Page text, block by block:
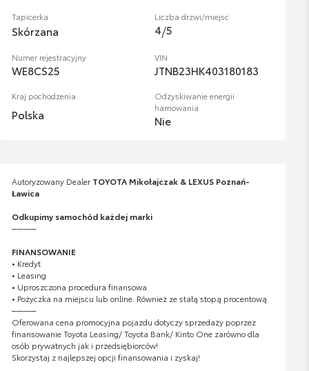
Tapicerka
Skórzana
Liczba drzwi/miejsc
4/5
Numer rejestracyjny
WE8CS25
VIN
JTNB23HK403180183
Kraj pochodzenia
Polska
Odzyskiwanie energii
hamowania
Nie
Autoryzowany Dealer TOYOTA Mikołajczak & LEXUS Poznań-
Ławica
Odkupimy samochód każdej marki
────
FINANSOWANIE
• Kredyt
• Leasing
• Uproszczona procedura finansowa
• Pożyczka na miejscu lub online. Również ze stałą stopą procentową
────
Oferowana cena promocyjna pojazdu dotyczy sprzedaży poprzez
finansowanie Toyota Leasing/ Toyota Bank/ Kinto One zarówno dla
osób prywatnych jak i przedsiębiorców!
Skorzystaj z najlepszej opcji finansowania i zyskaj!